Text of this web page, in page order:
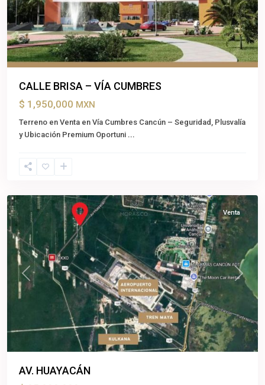
CALLE BRISA – VÍA CUMBRES
$ 1,950,000 MXN
Terreno en Venta en Vía Cumbres Cancún – Seguridad, Plusvalía
y Ubicación Premium Oportuni ...
Benito
Previous Next
Venta
AV. HUAYACÁN